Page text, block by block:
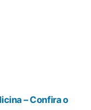
– Confira o